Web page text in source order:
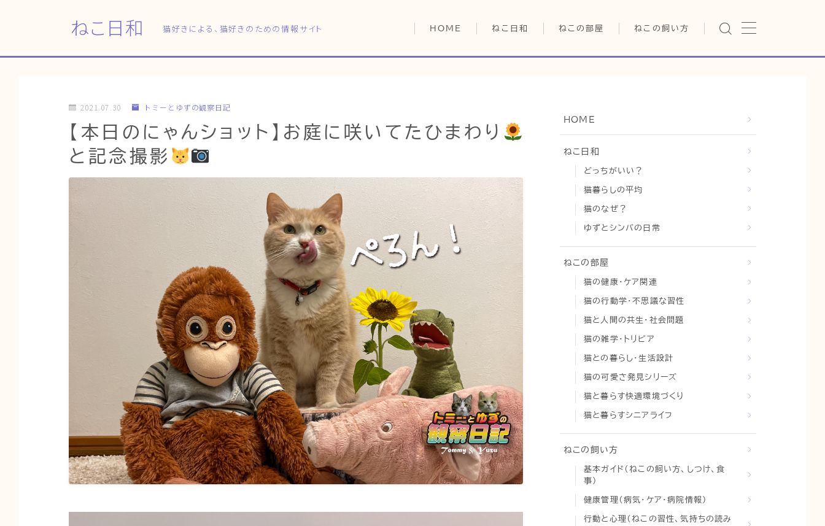
ねこ日和 猫好きによる、猫好きのための情報サイト HOME ねこ日和
どっちがいい？
ゆずとシンバの日常
ねこの部屋
猫の雑学・トリビア
猫と暮らす快適環境づくり
猫と暮らすシニアライフ
猫と人間の共生・社会問題
ねこの飼い方
基本ガイド（ねこの飼い方、し
行動と心理（ねこの習性、気
お役立ち情報（ねこに優しい
インテリア、災害対策）
グッズレビュー（キャットフー
ド、トイレ、爪とぎ）
どっちがいい？
猫暮らしの平均
猫のなぜ？
ゆずとシンバの日常
ねこの部屋
猫の健康・ケア関連
猫の行動学・不思議な習性
猫と人間の共生・社会問題
猫の雑学・トリビア
猫との暮らし・生活設計
猫の可愛さ発見シリーズ
猫と暮らす快適環境づくり
猫と暮らすシニアライフ
2021.07.30 トミーとゆずの観察日記
【本日のにゃんショット】お庭に咲いてたひまわり
と記念撮影
HOME
ねこ日和
どっちがいい？
猫暮らしの平均
猫のなぜ？
ゆずとシンバの日常
ねこの部屋
猫の健康・ケア関連
猫の行動学・不思議な習性
猫と人間の共生・社会問題
猫の雑学・トリビア
猫との暮らし・生活設計
猫の可愛さ発見シリーズ
猫と暮らす快適環境づくり
猫と暮らすシニアライフ
ねこの飼い方
基本ガイド（ねこの飼い方、しつけ、食
事）
健康管理（病気・ケア・病院情報）
行動と心理（ねこの習性、気持ちの読み